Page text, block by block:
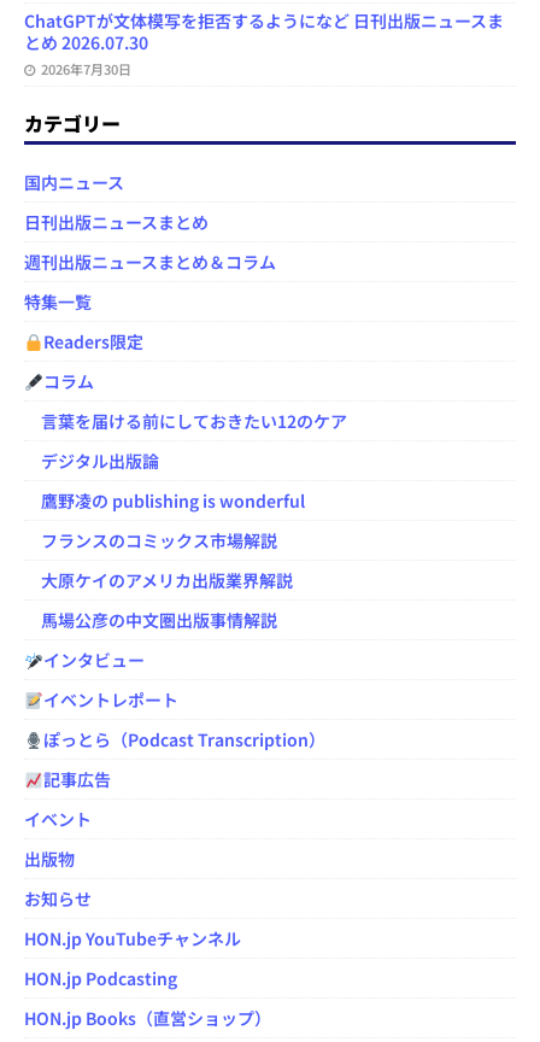
ChatGPTが文体模写を拒否するようになど 日刊出版ニュースま
とめ 2026.07.30
2026年7月30日
カテゴリー
国内ニュース
日刊出版ニュースまとめ
週刊出版ニュースまとめ＆コラム
特集一覧
Readers限定
コラム
言葉を届ける前にしておきたい12のケア
デジタル出版論
鷹野凌の publishing is wonderful
フランスのコミックス市場解説
大原ケイのアメリカ出版業界解説
馬場公彦の中文圏出版事情解説
インタビュー
イベントレポート
ぽっとら（Podcast Transcription）
記事広告
イベント
出版物
お知らせ
HON.jp YouTubeチャンネル
HON.jp Podcasting
HON.jp Books（直営ショップ）